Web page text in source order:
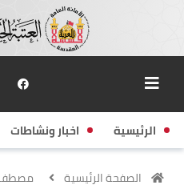
الرئيسية اخبار ونشاطات
الصفحة الرئيسية